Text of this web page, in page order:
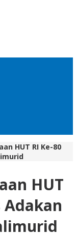
HUT RI Ke-80
HUT
Adakan